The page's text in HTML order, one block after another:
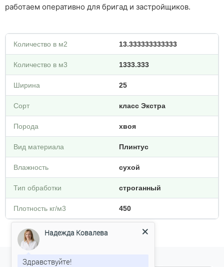
работаем оперативно для бригад и застройщиков.
Количество в м2 13.333333333333
Количество в м3 1333.333
Ширина 25
Сорт класс Экстра
Порода хвоя
Вид материала Плинтус
Влажность сухой
Тип обработки строганный
Плотность кг/м3 450
Надежда Ковалева
Здравствуйте!